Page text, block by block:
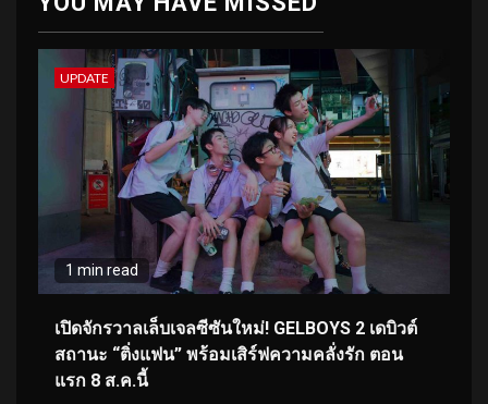
UPDATE
1 min read
เปิดจักรวาลเล็บเจลซีซันใหม่! GELBOYS 2 เดบิวต์
สถานะ “ติ่งแฟน” พร้อมเสิร์ฟความคลั่งรัก ตอน
แรก 8 ส.ค.นี้